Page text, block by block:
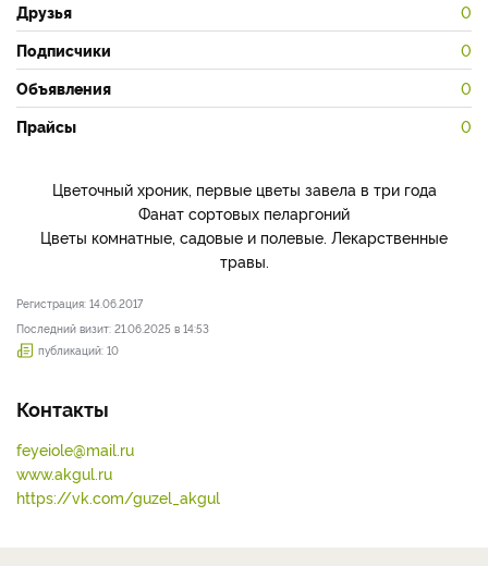
Друзья 0
Подписчики 0
Объявления 0
Прайсы 0
Цветочный хроник, первые цветы завела в три года
Фанат сортовых пеларгоний
Цветы комнатные, садовые и полевые. Лекарственные
травы.
Регистрация: 14.06.2017
Последний визит: 21.06.2025 в 14:53
публикаций: 10
Контакты
feyeiole@mail.ru
www.akgul.ru
https://vk.com/guzel_akgul